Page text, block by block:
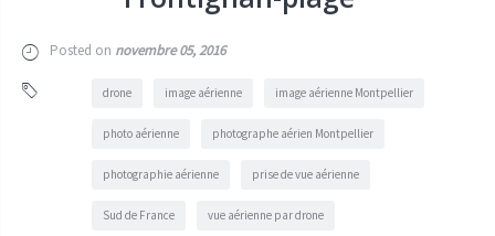
Posted on novembre 05, 2016
drone image aérienne image aérienne Montpellier
photo aérienne photographe aérien Montpellier
photographie aérienne prise de vue aérienne
Sud de France vue aérienne par drone